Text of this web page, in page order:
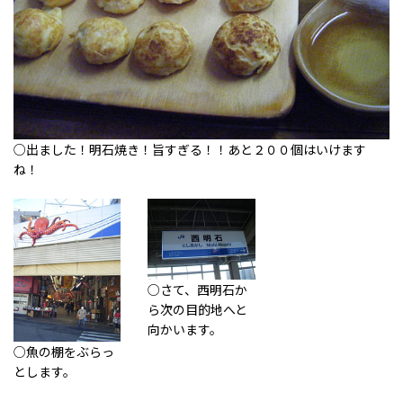
○出ました！明石焼き！旨すぎる！！あと２００個はいけます
ね！
○魚の棚をぶらっ
とします。
○さて、西明石か
ら次の目的地へと
向かいます。